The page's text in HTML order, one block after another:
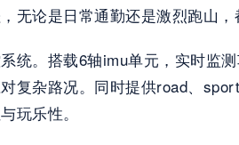
论是日常通勤还是激烈跑山，
统。搭载6轴imu单元，实时监
复杂路况。同时提供road、
玩乐性。